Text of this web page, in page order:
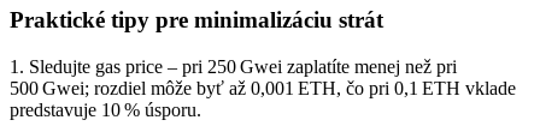
Praktické tipy pre minimalizáciu strát
1. Sledujte gas price – pri 250 Gwei zaplatíte menej než pri
500 Gwei; rozdiel môže byť až 0,001 ETH, čo pri 0,1 ETH vklade
predstavuje 10 % úsporu.